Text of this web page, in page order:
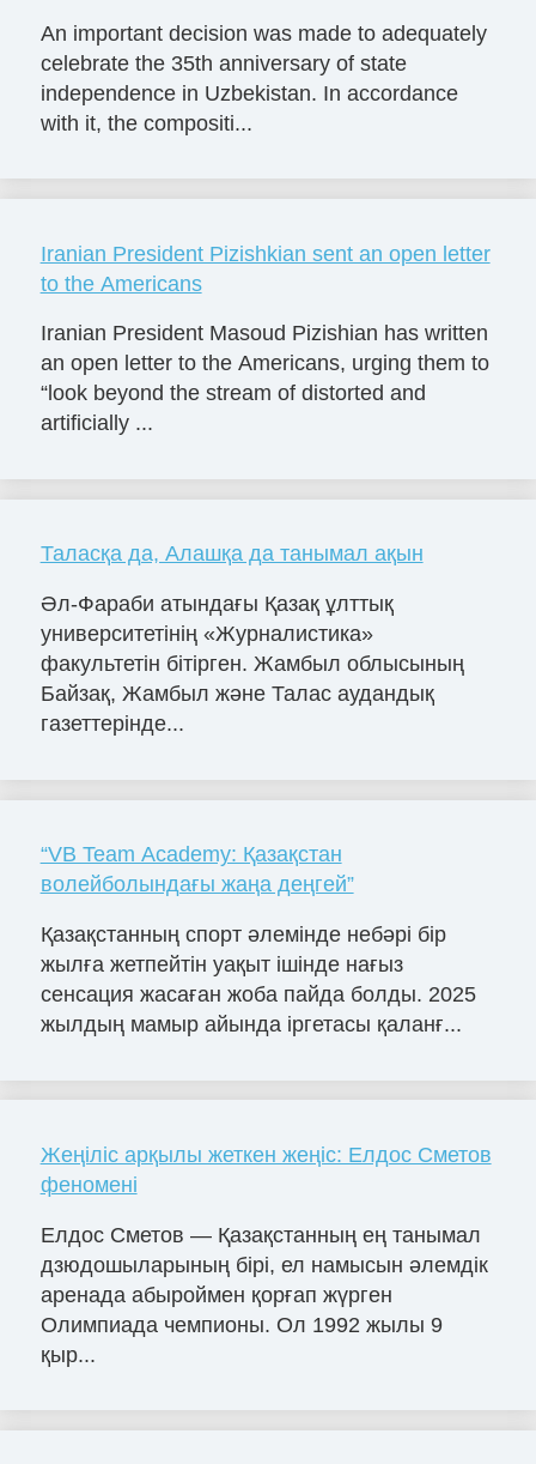
An important decision was made to adequately
celebrate the 35th anniversary of state
independence in Uzbekistan. In accordance
with it, the compositi...
Iranian President Pizishkian sent an open letter
to the Americans
Iranian President Masoud Pizishian has written
an open letter to the Americans, urging them to
“look beyond the stream of distorted and
artificially ...
Таласқа да, Алашқа да танымал ақын
Әл-Фараби атындағы Қазақ ұлттық
университетінің «Журналистика»
факультетін бітірген. Жамбыл облысының
Байзақ, Жамбыл және Талас аудандық
газеттерінде...
“VB Team Academy: Қазақстан
волейболындағы жаңа деңгей”
Қазақстанның спорт әлемінде небәрі бір
жылға жетпейтін уақыт ішінде нағыз
сенсация жасаған жоба пайда болды. 2025
жылдың мамыр айында іргетасы қаланғ...
Жеңіліс арқылы жеткен жеңіс: Елдос Сметов
феномені
Елдос Сметов — Қазақстанның ең танымал
дзюдошыларының бірі, ел намысын әлемдік
аренада абыроймен қорғап жүрген
Олимпиада чемпионы. Ол 1992 жылы 9
қыр...